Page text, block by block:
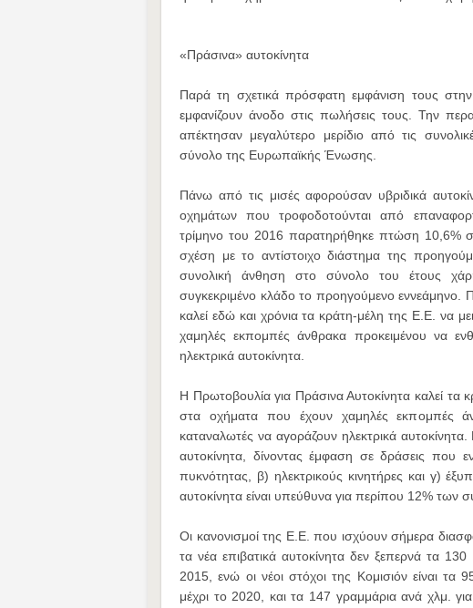
«Πράσινα» αυτοκίνητα
Παρά τη σχετικά πρόσφατη εμφάνιση τους
εμφανίζουν άνοδο στις πωλήσεις τους. Την
απέκτησαν μεγαλύτερο μερίδιο από τις
σύνολο της Ευρωπαϊκής Ένωσης.
Πάνω από τις μισές αφορούσαν υβριδικά
οχημάτων που τροφοδοτούνται από
τρίμηνο του 2016 παρατηρήθηκε πτώση 10,6%
σχέση με το αντίστοιχο διάστημα της
συνολική άνθηση στο σύνολο του έτους
συγκεκριμένο κλάδο το προηγούμενο εννεάμηνο.
καλεί εδώ και χρόνια τα κράτη-μέλη της Ε.Ε. να
χαμηλές εκπομπές άνθρακα προκειμένου να
ηλεκτρικά αυτοκίνητα.
Η Πρωτοβουλία για Πράσινα Αυτοκίνητα καλεί
στα οχήματα που έχουν χαμηλές εκπομπές
καταναλωτές να αγοράζουν ηλεκτρικά αυτοκίνητα.
αυτοκίνητα, δίνοντας έμφαση σε δράσεις που
πυκνότητας, β) ηλεκτρικούς κινητήρες και γ)
αυτοκίνητα είναι υπεύθυνα για περίπου 12% των
Οι κανονισμοί της Ε.Ε. που ισχύουν σήμερα
τα νέα επιβατικά αυτοκίνητα δεν ξεπερνά τα
2015, ενώ οι νέοι στόχοι της Κομισιόν είναι τα
μέχρι το 2020, και τα 147 γραμμάρια ανά χλμ.